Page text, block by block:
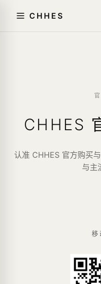
CHHES
CHHES
认准 CHHES 官方购买
与主
移